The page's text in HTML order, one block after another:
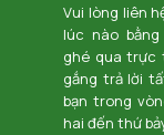
Vui lòng liên
lúc nào
ghé qua trực
gắng trả lời
bạn trong
hai đến thứ